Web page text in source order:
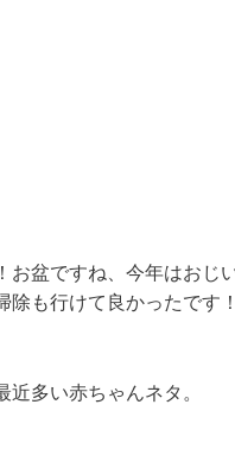
お盆ですね、今年はおじ
除も行けて良かったです
近多い赤ちゃんネタ。